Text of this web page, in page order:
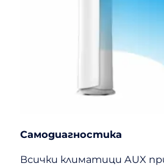
Самодиагностика
Всички климатици AUX